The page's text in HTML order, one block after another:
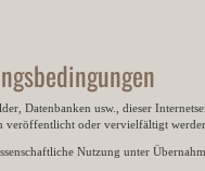
Datenbanken usw., dieser
oder vervielfältigt
Nutzung unter